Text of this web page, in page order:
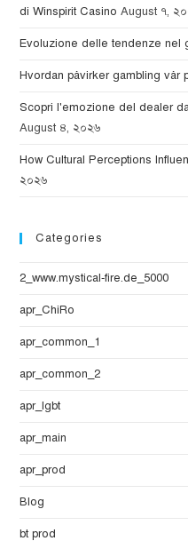
di Winspirit Casino August ৭,
Evoluzione delle tendenze nel
Hvordan påvirker gambling vår
Scopri l'emozione del dealer
August ৪, ২০২৬
How Cultural Perceptions
২০২৬
Categories
2_www.mystical-fire.de_5000
apr_ChiRo
apr_common_1
apr_common_2
apr_lgbt
apr_main
apr_prod
Blog
bt prod